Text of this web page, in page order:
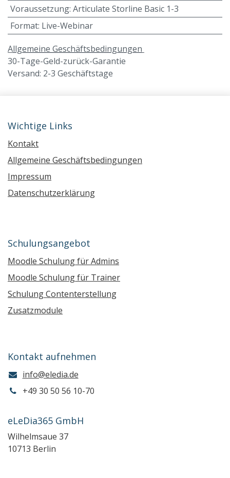
Voraussetzung: Articulate Storline Basic 1-3
Format: Live-Webinar
Allgemeine Geschäftsbedingungen
30-Tage-Geld-zurück-Garantie
Versand: 2-3 Geschäftstage
Wichtige Links
Kontakt
Allgemeine Geschäftsbedingungen
Impressum
Datenschutzerklärung
Schulungsangebot
Moodle Schulung für Admins
Moodle Schulung für Trainer
Schulung Contenterstellung
Zusatzmodule
Kontakt aufnehmen
info@eledia.de
+49 30 50 56 10-70
eLeDia365 GmbH
Wilhelmsaue 37
10713 Berlin